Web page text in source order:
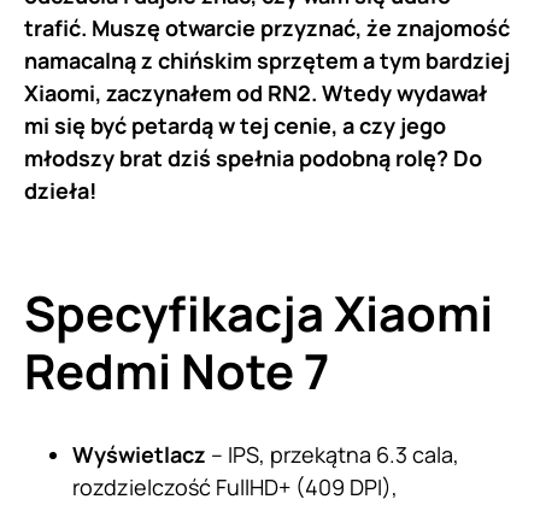
trafić. Muszę otwarcie przyznać, że znajomość
namacalną z chińskim sprzętem a tym bardziej
Xiaomi, zaczynałem od RN2. Wtedy wydawał
mi się być petardą w tej cenie, a czy jego
młodszy brat dziś spełnia podobną rolę? Do
dzieła!
Specyfikacja Xiaomi
Redmi Note 7
Wyświetlacz – IPS, przekątna 6.3 cala,
rozdzielczość FullHD+ (409 DPI),